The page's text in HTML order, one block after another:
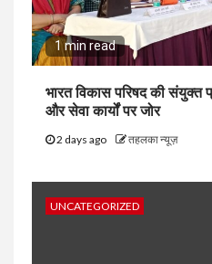
1 min read
भारत विकास परिषद की संयुक्त
और सेवा कार्यों पर जोर
2 days ago तहलका न्यूज़
UNCATEGORIZED